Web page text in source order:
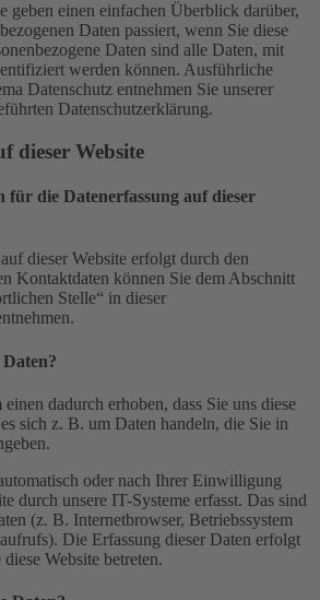
geben einen einfachen Überblick darüber,
Daten passiert, wenn Sie diese
Daten sind alle Daten, mit
werden können. Ausführliche
Datenschutz entnehmen Sie unserer
Datenschutzerklärung.
dieser Website
die Datenerfassung auf dieser
dieser Website erfolgt durch den
Kontaktdaten können Sie dem Abschnitt
Stelle“ in dieser
dadurch erhoben, dass Sie uns diese
sich z. B. um Daten handeln, die Sie in
oder nach Ihrer Einwilligung
durch unsere IT-Systeme erfasst. Das sind
(z. B. Internetbrowser, Betriebssystem
Die Erfassung dieser Daten erfolgt
Website betreten.